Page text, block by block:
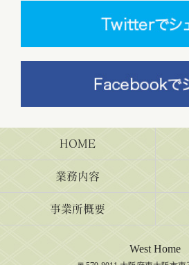
HOME
業務内容
事業所概要
West Home